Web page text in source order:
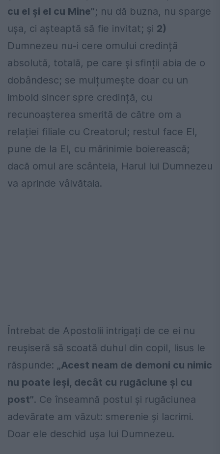
cu el și el cu Mine”; nu dă buzna, nu sparge
ușa, ci așteaptă să fie invitat; și 2)
Dumnezeu nu-i cere omului credință
absolută, totală, pe care și sfinții abia de o
dobândesc; se mulțumește doar cu un
imbold sincer spre credință, cu
recunoașterea smerită de către om a
relației filiale cu Creatorul; restul face El,
pune de la El, cu mărinimie boierească;
dacă omul are scânteia, Harul lui Dumnezeu
va aprinde vâlvătaia.
Întrebat de Apostolii intrigați de ce ei nu
reușiseră să scoată duhul din copil, Iisus le
răspunde: „Acest neam de demoni cu nimic
nu poate ieși, decât cu rugăciune și cu
post”. Ce înseamnă postul și rugăciunea
adevărate am văzut: smerenie și lacrimi.
Doar ele deschid ușa lui Dumnezeu.